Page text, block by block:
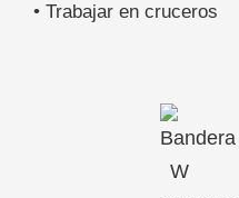
• Trabajar en cruceros